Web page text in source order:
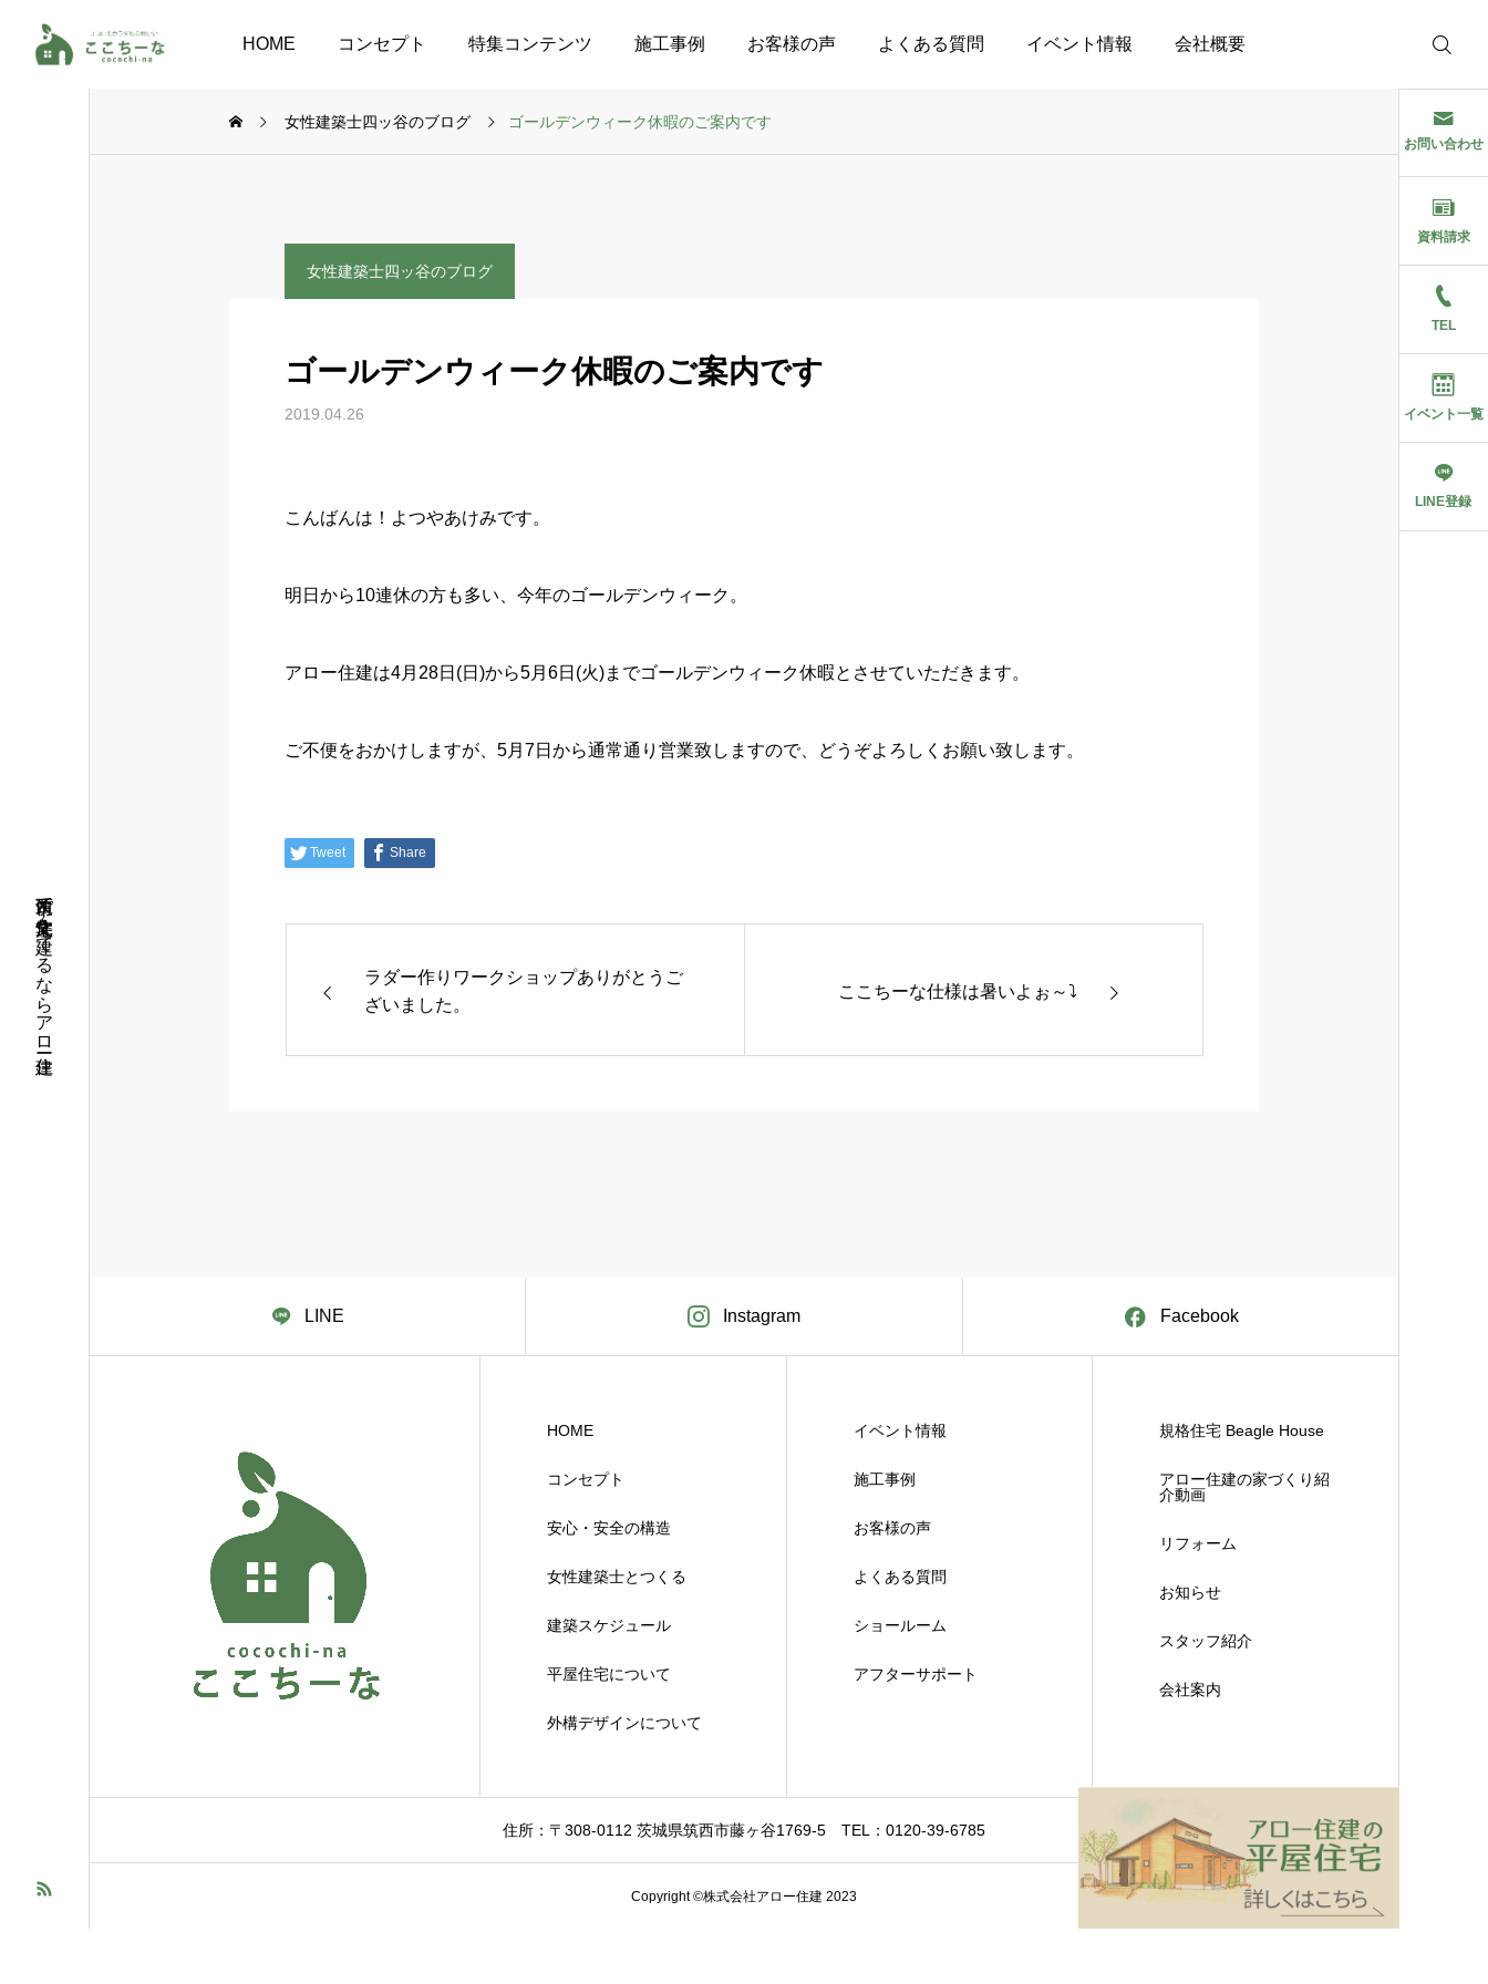
HOME コンセプト 特集コンテンツ 施工事例 お客様の声 よくある質問 イベント情報 会社概要
筑西市で注文住宅を建てるならアロー住建
お問い合わせ
資料請求
TEL
イベント一覧
LINE登録
女性建築士四ッ谷のブログ ゴールデンウィーク休暇のご案内です
女性建築士四ッ谷のブログ
ゴールデンウィーク休暇のご案内です
2019.04.26
こんばんは！よつやあけみです。
明日から10連休の方も多い、今年のゴールデンウィーク。
アロー住建は4月28日(日)から5月6日(火)までゴールデンウィーク休暇とさせていただきます。
ご不便をおかけしますが、5月7日から通常通り営業致しますので、どうぞよろしくお願い致します。
Tweet Share
ラダー作りワークショップありがとうご
ざいました。
ここちーな仕様は暑いよぉ～⤵️
LINE Instagram Facebook
HOME
コンセプト
安心・安全の構造
女性建築士とつくる
建築スケジュール
平屋住宅について
外構デザインについて
イベント情報
施工事例
お客様の声
よくある質問
ショールーム
アフターサポート
規格住宅 Beagle House
アロー住建の家づくり紹
介動画
リフォーム
お知らせ
スタッフ紹介
会社案内
住所：〒308-0112 茨城県筑西市藤ヶ谷1769-5 TEL：0120-39-6785
Copyright ©株式会社アロー住建 2023